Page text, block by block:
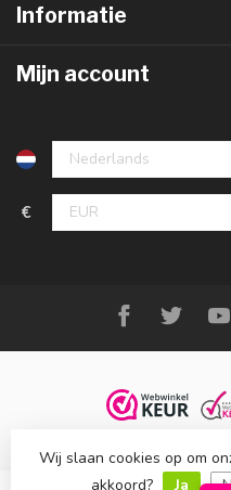
Informatie
Mijn account
€
© Copyright
Wij slaan cookies op om
akkoord?
Ja